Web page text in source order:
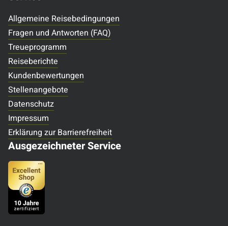
Allgemeine Reisebedingungen
Fragen und Antworten (FAQ)
Treueprogramm
Reiseberichte
Kundenbewertungen
Stellenangebote
Datenschutz
Impressum
Erklärung zur Barrierefreiheit
Ausgezeichneter Service